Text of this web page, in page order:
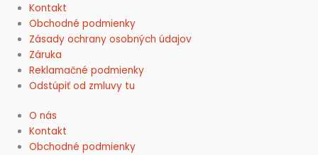
Kontakt
Obchodné podmienky
Zásady ochrany osobných údajov
Záruka
Reklamačné podmienky
Odstúpiť od zmluvy tu
O nás
Kontakt
Obchodné podmienky